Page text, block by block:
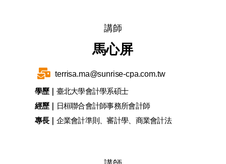
講師
馬心屏
terrisa.ma@sunrise-cpa.com.tw
學歷｜ 臺北大學會計學系碩士
經歷｜
日桓聯合會計師事務所會計師
專長｜ 企業會計準則、審計學、商業會計法